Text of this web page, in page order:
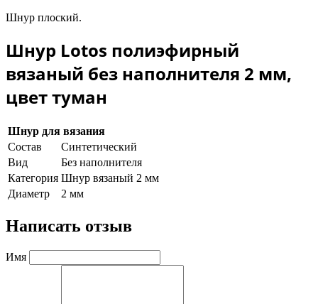
Шнур плоский.
Шнур Lotos полиэфирный
вязаный без наполнителя 2 мм,
цвет туман
Шнур для вязания
Состав
Синтетический
Вид
Без наполнителя
Категория Шнур вязаный 2 мм
Диаметр
2 мм
Написать отзыв
Имя